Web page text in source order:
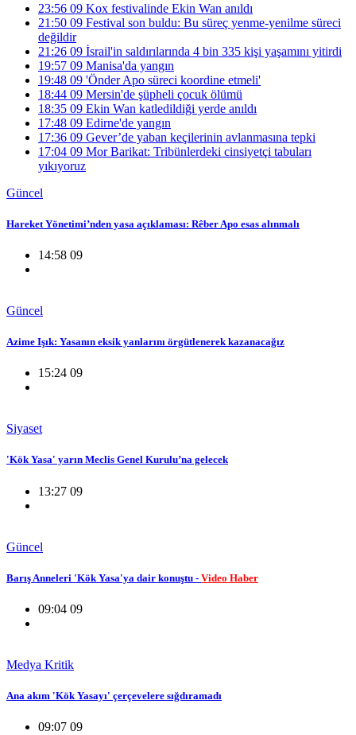
23:56 09 Kox festivalinde Ekin Wan anıldı
21:50 09 Festival son buldu: Bu süreç yenme-yenilme süreci
değildir
21:26 09 İsrail'in saldırılarında 4 bin 335 kişi yaşamını yitirdi
19:57 09 Manisa'da yangın
19:48 09 'Önder Apo süreci koordine etmeli'
18:44 09 Mersin'de şüpheli çocuk ölümü
18:35 09 Ekin Wan katledildiği yerde anıldı
17:48 09 Edirne'de yangın
17:36 09 Gever’de yaban keçilerinin avlanmasına tepki
17:04 09 Mor Barikat: Tribünlerdeki cinsiyetçi tabuları
yıkıyoruz
Güncel
Hareket Yönetimi’nden yasa açıklaması: Rêber Apo esas alınmalı
14:58 09
Güncel
Azime Işık: Yasanın eksik yanlarını örgütlenerek kazanacağız
15:24 09
Siyaset
'Kök Yasa' yarın Meclis Genel Kurulu’na gelecek
13:27 09
Güncel
Barış Anneleri 'Kök Yasa'ya dair konuştu - Video Haber
09:04 09
Medya Kritik
Ana akım 'Kök Yasayı' çerçevelere sığdıramadı
09:07 09